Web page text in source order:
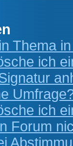
Thema
ich
ich
Forum